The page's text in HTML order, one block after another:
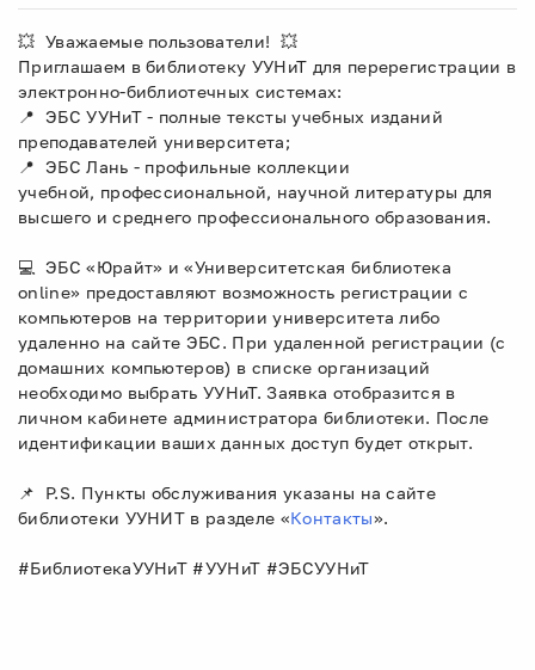
💥 Уважаемые пользователи! 💥
Приглашаем в библиотеку УУНиТ для перерегистрации в
электронно-библиотечных системах:
📍 ЭБС УУНиТ - полные тексты учебных изданий
преподавателей университета;
📍 ЭБС Лань - профильные коллекции
учебной, профессиональной, научной литературы для
высшего и среднего профессионального образования.
💻 ЭБС «Юрайт» и «Университетская библиотека
online» предоставляют возможность регистрации с
компьютеров на территории университета либо
удаленно на сайте ЭБС. При удаленной регистрации (с
домашних компьютеров) в списке организаций
необходимо выбрать УУНиТ. Заявка отобразится в
личном кабинете администратора библиотеки. После
идентификации ваших данных доступ будет открыт.
📌 P.S. Пункты обслуживания указаны на сайте
библиотеки УУНИТ в разделе «Контакты».
#БиблиотекаУУНиТ #УУНиТ #ЭБСУУНиТ